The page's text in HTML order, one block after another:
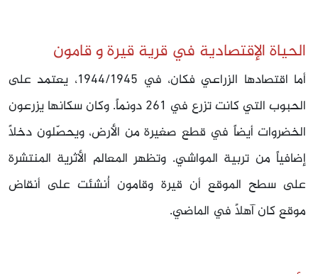
الحياة الإقتصادية في قرية قيرة و قامون
أما اقتصادها الزراعي فكان، في 1944/1945، يعتمد على
الحبوب التي كانت تزرع في 261 دونماً. وكان سكانها يزرعون
الخضروات أيضاً في قطع صغيرة من الأرض، ويحصّلون دخلاً
إضافياً من تربية المواشي. وتظهر المعالم الأثرية المنتشرة
على سطح الموقع أن قيرة وقامون أُنشئت على أنقاض
موقع كان آهلاً في الماضي.